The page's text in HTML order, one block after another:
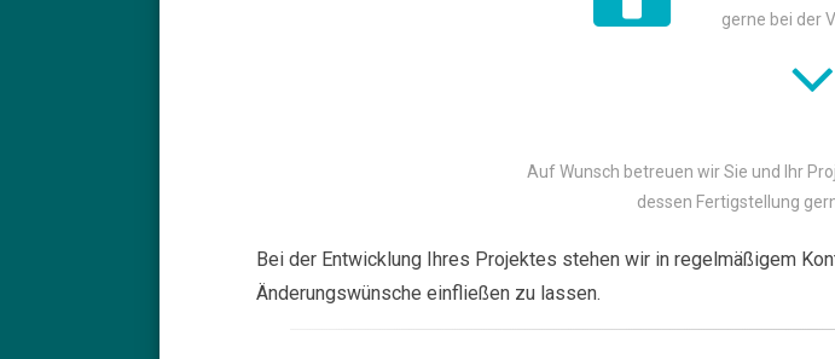
gerne bei der
Auf Wunsch betreuen wir Sie und Ihr
dessen Fertigstellung
Bei der Entwicklung Ihres Projektes stehen wir in regelmäßigem
Änderungswünsche einfließen zu lassen.